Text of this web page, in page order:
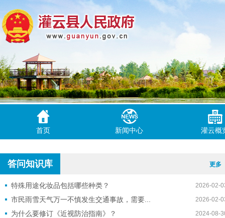
首页 新闻中心 灌云概
数据开放
答问知识库 更多
2026-02-
特殊用途化妆品包括哪些种类？
2026-02-
市民雨雪天气万一不慎发生交通事故，需要...
2024-08-
为什么要修订《近视防治指南》？